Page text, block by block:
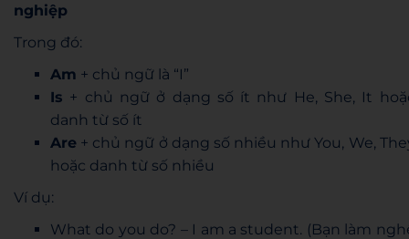
nghiệp
Trong đó:
Am + chủ ngữ là “I”
Is + chủ ngữ ở dạng số ít như He, She, It
danh từ số ít
Are + chủ ngữ ở dạng số nhiều như You, We,
hoặc danh từ số nhiều
Ví dụ:
What do you do? – I am a student. (Bạn làm